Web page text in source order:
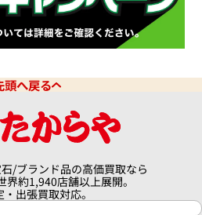
す
参考買取価格
9,510,000円
※2026年6月時点の参考買取価
頭へ戻る
/ブランド品の高価買取なら
界約1,940店舗以上展開。
出張買取対応。